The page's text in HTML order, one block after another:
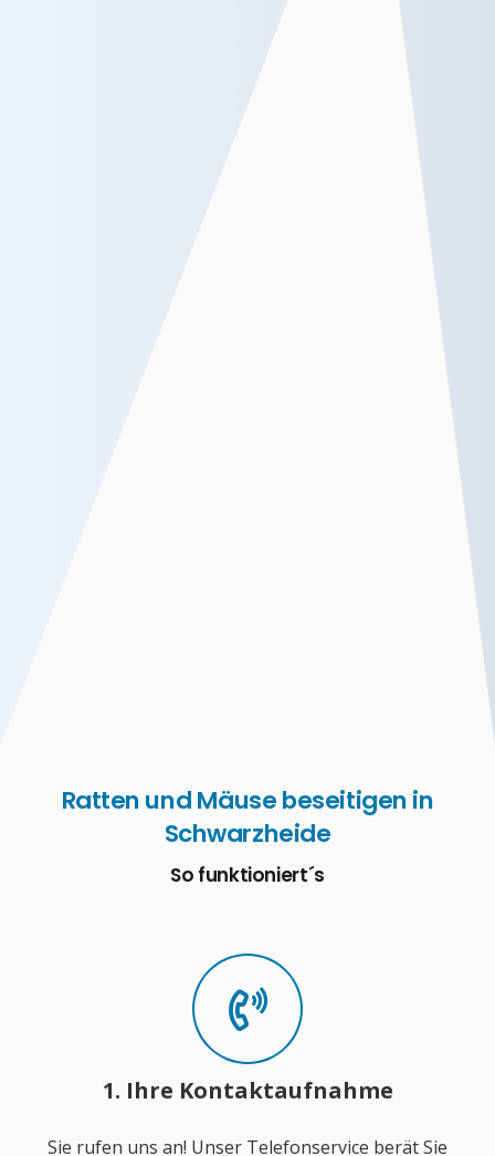
Ratten und Mäuse beseitigen in
Schwarzheide
So funktioniert´s
1. Ihre Kontaktaufnahme
Sie rufen uns an! Unser Telefonservice berät Sie